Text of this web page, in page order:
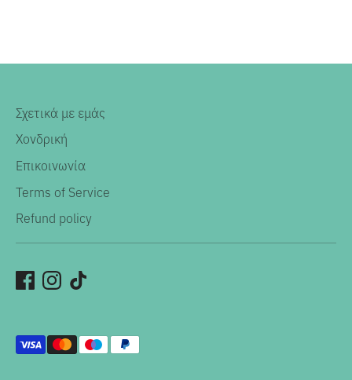
Σχετικά με εμάς
Χονδρική
Επικοινωνία
Terms of Service
Refund policy
Αποδεκτοί
τρόποι